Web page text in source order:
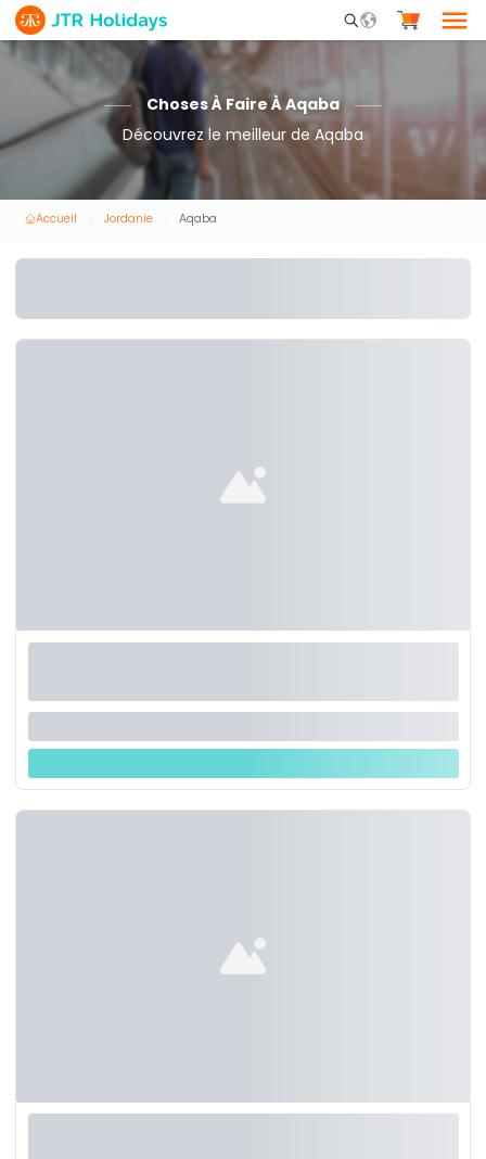
Mobile Search
Choses À Faire À Aqaba
Découvrez le meilleur de Aqaba
Accueil Jordanie Aqaba